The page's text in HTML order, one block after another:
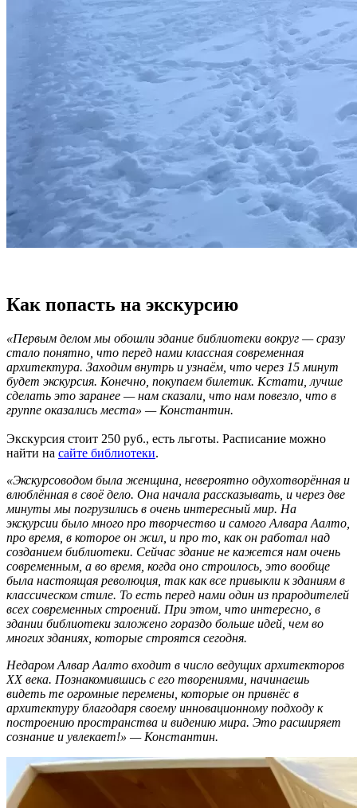
Как попасть на экскурсию
«Первым делом мы обошли здание библиотеки вокруг — сразу
стало понятно, что перед нами классная современная
архитектура. Заходим внутрь и узнаём, что через 15 минут
будет экскурсия. Конечно, покупаем билетик. Кстати, лучше
сделать это заранее — нам сказали, что нам повезло, что в
группе оказались места» — Константин.
Экскурсия стоит 250 руб., есть льготы. Расписание можно
найти на сайте библиотеки.
«Экскурсоводом была женщина, невероятно одухотворённая и
влюблённая в своё дело. Она начала рассказывать, и через две
минуты мы погрузились в очень интересный мир. На
экскурсии было много про творчество и самого Алвара Аалто,
про время, в которое он жил, и про то, как он работал над
созданием библиотеки. Сейчас здание не кажется нам очень
современным, а во время, когда оно строилось, это вообще
была настоящая революция, так как все привыкли к зданиям в
классическом стиле. То есть перед нами один из прародителей
всех современных строений. При этом, что интересно, в
здании библиотеки заложено гораздо больше идей, чем во
многих зданиях, которые строятся сегодня.
Недаром Алвар Аалто входит в число ведущих архитекторов
XX века. Познакомившись с его творениями, начинаешь
видеть те огромные перемены, которые он привнёс в
архитектуру благодаря своему инновационному подходу к
построению пространства и видению мира. Это расширяет
сознание и увлекает!» — Константин.